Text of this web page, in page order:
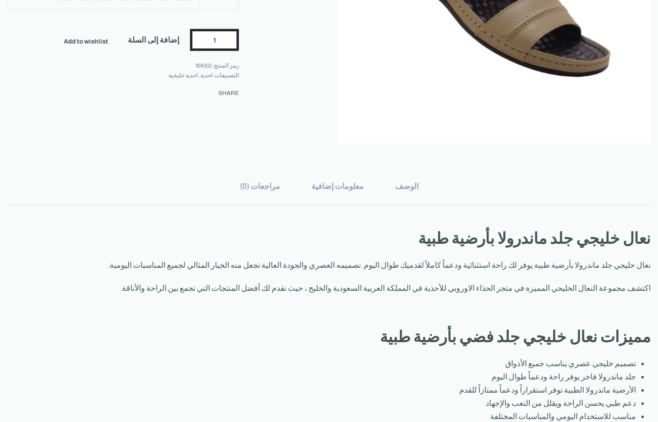
إضافة إلى السلة Add to wishlist
104302
التصنيفات: احذية, احذية خليجية
SHARE
الوصف معلومات إضافية مراجعات (0)
نعال خليجي جلد ماندرولا بأرضية طبية
نعال خليجي جلد ماندرولا بأرضية طبية يوفر لك راحة استثنائية ودعماً كاملاً لقدميك طوال اليوم. تصميمه العصري والجودة العالية تجعل منه الخيار المثالي لجميع المناسبات اليومية.
اكتشف مجموعة النعال الخليجي المميزة في متجر الحذاء الاوروبي للأحذية في المملكة العربية السعودية والخليج ، حيث نقدم لك أفضل المنتجات التي تجمع بين الراحة والأناقة.
مميزات نعال خليجي جلد فضي بأرضية طبية
تصميم خليجي عصري يناسب جميع الأذواق
جلد ماندرولا فاخر يوفر راحة ودعماً طوال اليوم
الأرضية ماندرولا الطبية توفر استقراراً ودعماً ممتازاً للقدم
دعم طبي يحسن الراحة ويقلل من التعب والإجهاد
مناسب للاستخدام اليومي والمناسبات المختلفة